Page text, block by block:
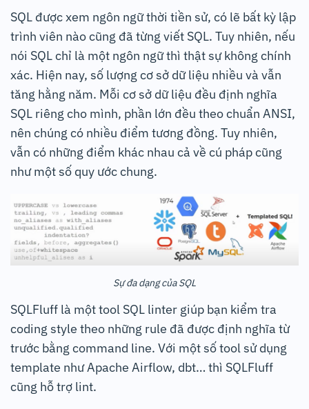
SQL được xem ngôn ngữ thời tiền sử, có lẽ bất kỳ lập
trình viên nào cũng đã từng viết SQL. Tuy nhiên, nếu
nói SQL chỉ là một ngôn ngữ thì thật sự không chính
xác. Hiện nay, số lượng cơ sở dữ liệu nhiều và vẫn
tăng hằng năm. Mỗi cơ sở dữ liệu đều định nghĩa
SQL riêng cho mình, phần lớn đều theo chuẩn ANSI,
nên chúng có nhiều điểm tương đồng. Tuy nhiên,
vẫn có những điểm khác nhau cả về cú pháp cũng
như một số quy ước chung.
Sự đa dạng của SQL
SQLFluff là một tool SQL linter giúp bạn kiểm tra
coding style theo những rule đã được định nghĩa từ
trước bằng command line. Với một số tool sử dụng
template như Apache Airflow, dbt… thì SQLFluff
cũng hỗ trợ lint.